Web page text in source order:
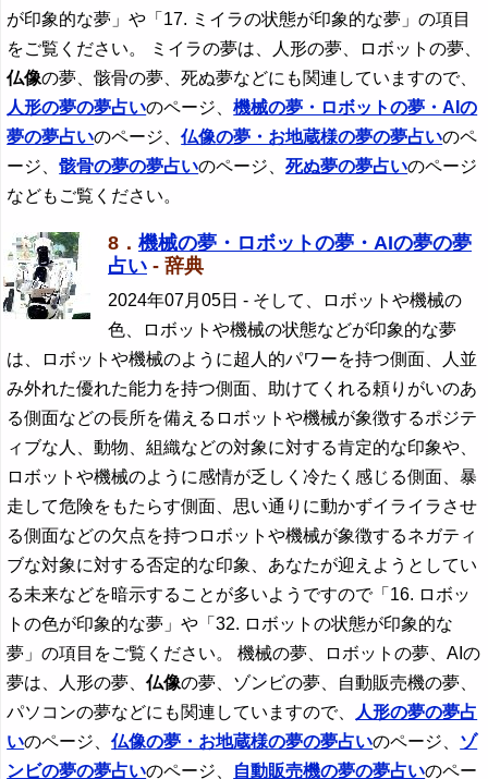
が印象的な夢」や「17. ミイラの状態が印象的な夢」の項目
をご覧ください。 ミイラの夢は、人形の夢、ロボットの夢、
仏像の夢、骸骨の夢、死ぬ夢などにも関連していますので、
人形の夢の夢占いのページ、機械の夢・ロボットの夢・AIの
夢の夢占いのページ、仏像の夢・お地蔵様の夢の夢占いのペ
ージ、骸骨の夢の夢占いのページ、死ぬ夢の夢占いのページ
などもご覧ください。
8． 機械の夢・ロボットの夢・AIの夢の夢
占い - 辞典
2024年07月05日 - そして、ロボットや機械の
色、ロボットや機械の状態などが印象的な夢
は、ロボットや機械のように超人的パワーを持つ側面、人並
み外れた優れた能力を持つ側面、助けてくれる頼りがいのあ
る側面などの長所を備えるロボットや機械が象徴するポジテ
ィブな人、動物、組織などの対象に対する肯定的な印象や、
ロボットや機械のように感情が乏しく冷たく感じる側面、暴
走して危険をもたらす側面、思い通りに動かずイライラさせ
る側面などの欠点を持つロボットや機械が象徴するネガティ
ブな対象に対する否定的な印象、あなたが迎えようとしてい
る未来などを暗示することが多いようですので「16. ロボッ
トの色が印象的な夢」や「32. ロボットの状態が印象的な
夢」の項目をご覧ください。 機械の夢、ロボットの夢、AIの
夢は、人形の夢、仏像の夢、ゾンビの夢、自動販売機の夢、
パソコンの夢などにも関連していますので、
人形の夢の夢占
いのページ、仏像の夢・お地蔵様の夢の夢占いのページ、 ゾ
ンビの夢の夢占いのページ、 自動販売機の夢の夢占いのペー